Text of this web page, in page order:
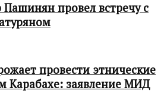
провел встречу с
провести этнические
Карабахе: заявление МИД